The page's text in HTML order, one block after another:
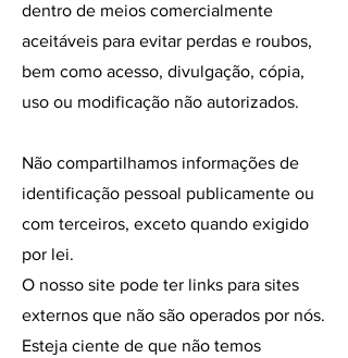
dentro de meios comercialmente
aceitáveis ​​para evitar perdas e roubos,
bem como acesso, divulgação, cópia,
uso ou modificação não autorizados.
Não compartilhamos informações de
identificação pessoal publicamente ou
com terceiros, exceto quando exigido
por lei.
O nosso site pode ter links para sites
externos que não são operados por nós.
Esteja ciente de que não temos